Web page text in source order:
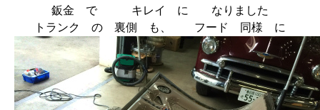
鈑金 で キレイ に なりました
トランク の 裏側 も、 フード 同様 に